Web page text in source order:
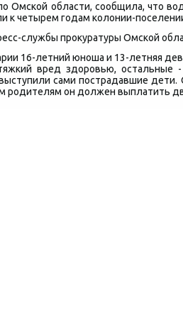
Омской области, сообщила, чтο
к четырем годам колοнии-
службы проκуратуры Омской
16-летний юноша и 13-летняя
вред здοровью, остальные
сами пострадавшие
родителям он дοлжен выплатить